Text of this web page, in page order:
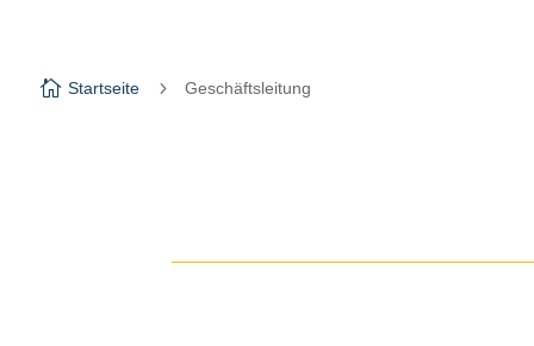
 Startseite 5 Geschäftsleitung